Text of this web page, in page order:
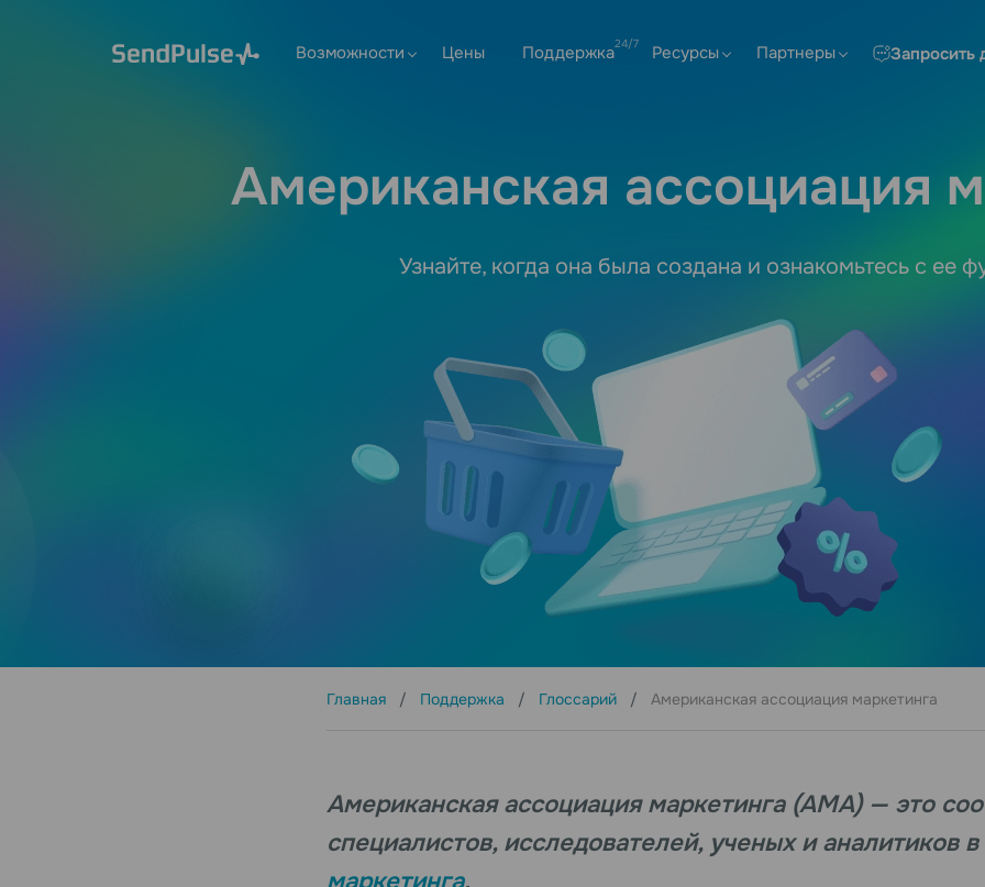
Возможности Цены Поддержка Ресурсы Партнеры Запросить
Американская ассоциация
Узнайте, когда она была создана и ознакомьтесь с ее
Главная Поддержка Глоссарий Американская ассоциация маркетинга
Американская ассоциация маркетинга (АМА) — это
специалистов, исследователей, ученых и аналитиков